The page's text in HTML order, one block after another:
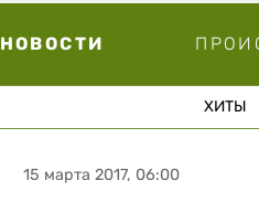
НОВОСТИ
ХИТЫ
15 марта 2017, 06:00